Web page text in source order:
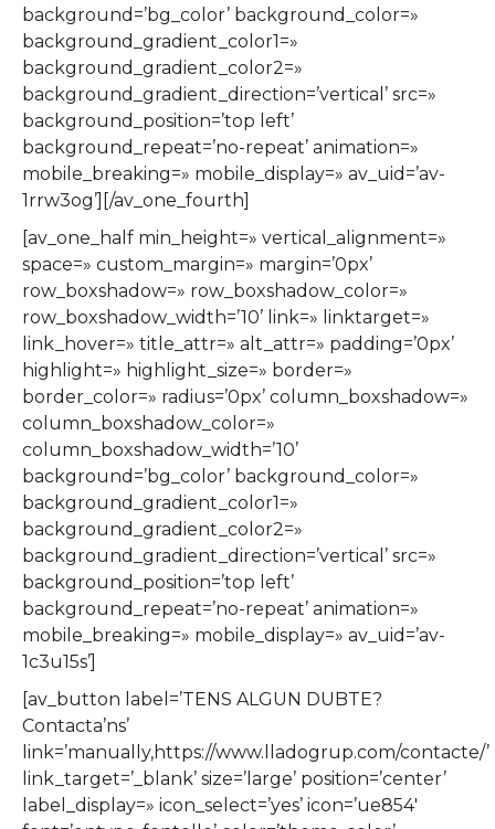
background=’bg_color’ background_color=»
background_gradient_color1=»
background_gradient_color2=»
background_gradient_direction=’vertical’ src=»
background_position=’top left’
background_repeat=’no-repeat’ animation=»
mobile_breaking=» mobile_display=» av_uid=’av-
1rrw3og’][/av_one_fourth]
[av_one_half min_height=» vertical_alignment=»
space=» custom_margin=» margin=’0px’
row_boxshadow=» row_boxshadow_color=»
row_boxshadow_width=’10’ link=» linktarget=»
link_hover=» title_attr=» alt_attr=» padding=’0px’
highlight=» highlight_size=» border=»
border_color=» radius=’0px’ column_boxshadow=»
column_boxshadow_color=»
column_boxshadow_width=’10’
background=’bg_color’ background_color=»
background_gradient_color1=»
background_gradient_color2=»
background_gradient_direction=’vertical’ src=»
background_position=’top left’
background_repeat=’no-repeat’ animation=»
mobile_breaking=» mobile_display=» av_uid=’av-
1c3u15s’]
[av_button label=’TENS ALGUN DUBTE?
Contacta’ns’
link=’manually,https://www.lladogrup.com/contacte/’
link_target=’_blank’ size=’large’ position=’center’
label_display=» icon_select=’yes’ icon=’ue854′